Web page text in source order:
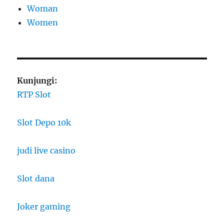
Woman
Women
Kunjungi:
RTP Slot
Slot Depo 10k
judi live casino
Slot dana
Joker gaming